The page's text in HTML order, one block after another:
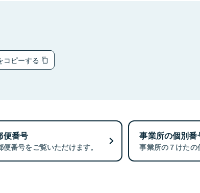
コピーする
便番号
番号をご覧いただけます。
事業所の個別
事業所の７けたの